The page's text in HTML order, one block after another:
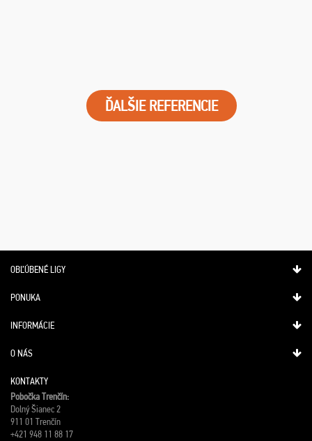
ĎALŠIE REFERENCIE
OBĽÚBENÉ LIGY
PONUKA
INFORMÁCIE
O NÁS
KONTAKTY
Pobočka Trenčín:
Dolný Šianec 2
911 01 Trenčín
+421 948 11 88 17